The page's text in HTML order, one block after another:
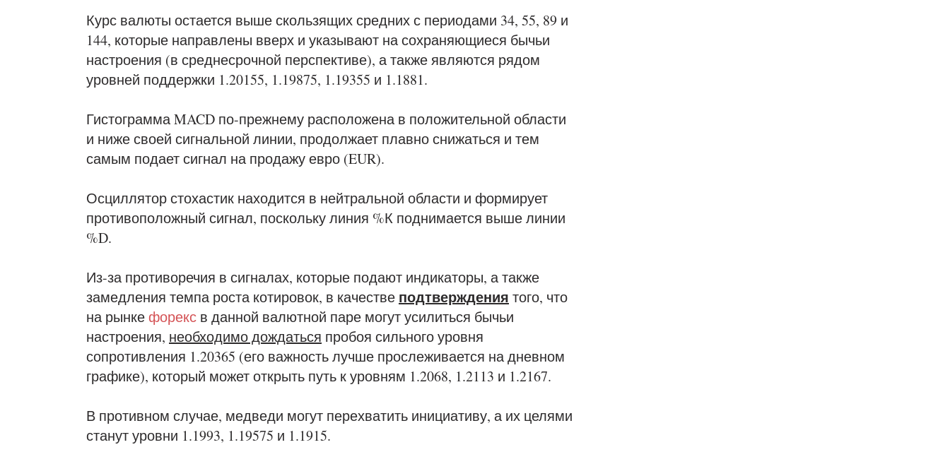
Курс валюты остается выше скользящих средних с периодами 34, 55, 89 и
144, которые направлены вверх и указывают на сохраняющиеся бычьи
настроения (в среднесрочной перспективе), а также являются рядом
уровней поддержки 1.20155, 1.19875, 1.19355 и 1.1881.
Гистограмма MACD по-прежнему расположена в положительной области
и ниже своей сигнальной линии, продолжает плавно снижаться и тем
самым подает сигнал на продажу евро (EUR).
Осциллятор стохастик находится в нейтральной области и формирует
противоположный сигнал, поскольку линия %К поднимается выше линии
%D.
Из-за противоречия в сигналах, которые подают индикаторы, а также
замедления темпа роста котировок, в качестве подтверждения того, что
на рынкефорекс в данной валютной паре могут усилиться бычьи
настроения, необходимо дождаться пробоя сильного уровня
сопротивления 1.20365 (его важность лучше прослеживается на дневном
графике), который может открыть путь к уровням 1.2068, 1.2113 и 1.2167.
В противном случае, медведи могут перехватить инициативу, а их целями
станут уровни 1.1993, 1.19575 и 1.1915.